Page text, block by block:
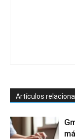
Artículos